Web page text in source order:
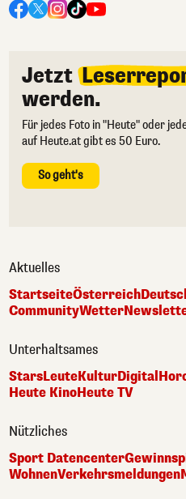
Jetzt
werden.
Für jedes Foto in "Heute" oder
auf Heute.at gibt es 50 Euro.
So geht's
Aktuelles
StartseiteÖsterreich
CommunityWetter
Unterhaltsames
StarsLeuteKulturDigital
Heute KinoHeute TV
Nützliches
Sport Datencenter
WohnenVerkehrsmeldungen